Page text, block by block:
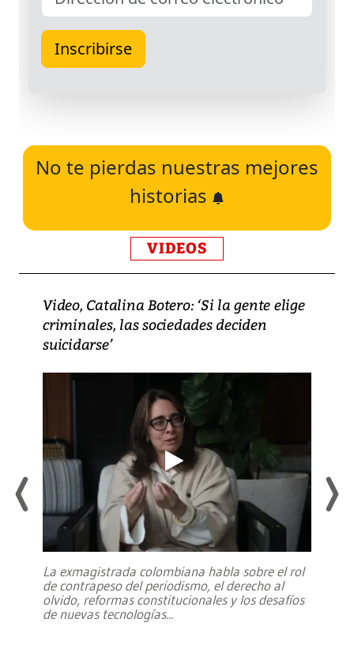
No te pierdas nuestras mejores
historias
VIDEOS
Video, Catalina Botero: ‘Si la gente elige
criminales, las sociedades deciden
suicidarse’
La exmagistrada colombiana habla sobre el rol
de contrapeso del periodismo, el derecho al
olvido, reformas constitucionales y los desafíos
de nuevas tecnologías...